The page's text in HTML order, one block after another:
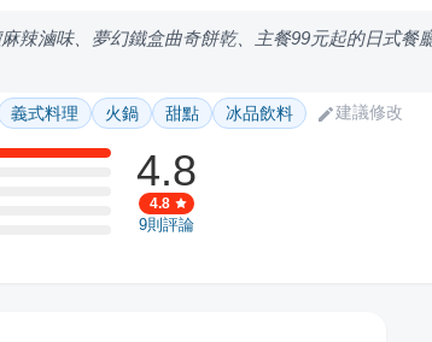
辣滷味、夢幻鐵盒曲奇餅乾、主餐99元起的日式餐
義式料理 火鍋 甜點 冰品飲料 建議修改
4.8
4.8
9則評論